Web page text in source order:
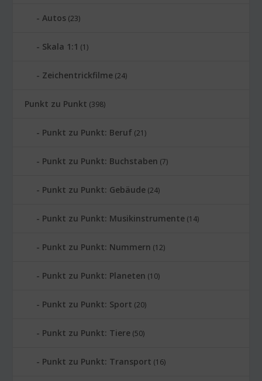
Autos (23)
Skala 1:1 (1)
Zeichentrickfilme (24)
Punkt zu Punkt (398)
Punkt zu Punkt: Beruf (21)
Punkt zu Punkt: Buchstaben (7)
Punkt zu Punkt: Gebäude (24)
Punkt zu Punkt: Musikinstrumente (14)
Punkt zu Punkt: Nummern (12)
Punkt zu Punkt: Planeten (10)
Punkt zu Punkt: Sport (20)
Punkt zu Punkt: Tiere (50)
Punkt zu Punkt: Transport (16)